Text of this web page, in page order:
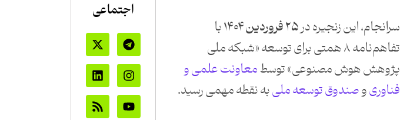
سرانجام، این زنجیره در۲۵ فروردین ۱۴۰۴
با
تفاهم‌نامه ۸ همتی برای توسعه «شبکه ملی
پژوهش هوش مصنوعی» توسطمعاونت علمی و
فناوریوصندوق توسعه ملیبه نقطه مهمی رسید.
اجتماعی